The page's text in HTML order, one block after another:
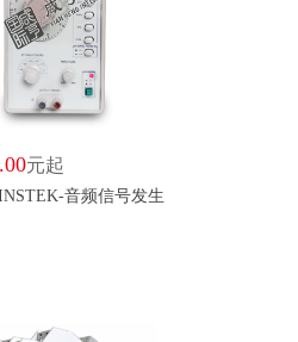
元起
音频信号发生